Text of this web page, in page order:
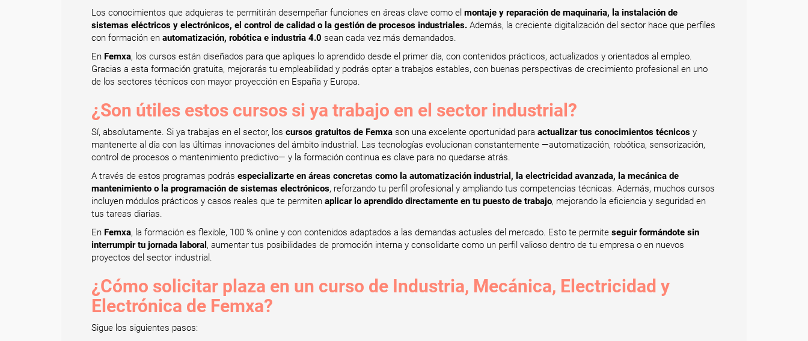
Los conocimientos que adquieras te permitirán desempeñar funciones en áreas clave como el montaje y reparación de maquinaria, la instalación de
sistemas eléctricos y electrónicos, el control de calidad o la gestión de procesos industriales. Además, la creciente digitalización del sector hace que perfiles
con formación en automatización, robótica e industria 4.0 sean cada vez más demandados.
En Femxa, los cursos están diseñados para que apliques lo aprendido desde el primer día, con contenidos prácticos, actualizados y orientados al empleo.
Gracias a esta formación gratuita, mejorarás tu empleabilidad y podrás optar a trabajos estables, con buenas perspectivas de crecimiento profesional en uno
de los sectores técnicos con mayor proyección en España y Europa.
¿Son útiles estos cursos si ya trabajo en el sector industrial?
Sí, absolutamente. Si ya trabajas en el sector, los cursos gratuitos de Femxa son una excelente oportunidad para actualizar tus conocimientos técnicos y
mantenerte al día con las últimas innovaciones del ámbito industrial. Las tecnologías evolucionan constantemente —automatización, robótica, sensorización,
control de procesos o mantenimiento predictivo— y la formación continua es clave para no quedarse atrás.
A través de estos programas podrás especializarte en áreas concretas como la automatización industrial, la electricidad avanzada, la mecánica de
mantenimiento o la programación de sistemas electrónicos, reforzando tu perfil profesional y ampliando tus competencias técnicas. Además, muchos cursos
incluyen módulos prácticos y casos reales que te permiten aplicar lo aprendido directamente en tu puesto de trabajo, mejorando la eficiencia y seguridad en
tus tareas diarias.
En Femxa, la formación es flexible, 100 % online y con contenidos adaptados a las demandas actuales del mercado. Esto te permite seguir formándote sin
interrumpir tu jornada laboral , aumentar tus posibilidades de promoción interna y consolidarte como un perfil valioso dentro de tu empresa o en nuevos
proyectos del sector industrial.
¿Cómo solicitar plaza en un curso de Industria, Mecánica, Electricidad y
Electrónica de Femxa?
Sigue los siguientes pasos: